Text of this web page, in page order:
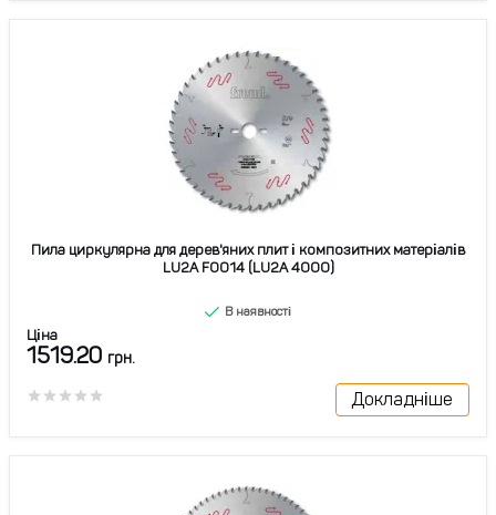
Пила циркулярна для дерев'яних плит і композитних матеріалів
LU2A F0014 (LU2A 4000)
В наявності
Ціна
1519.20 грн.
Докладніше